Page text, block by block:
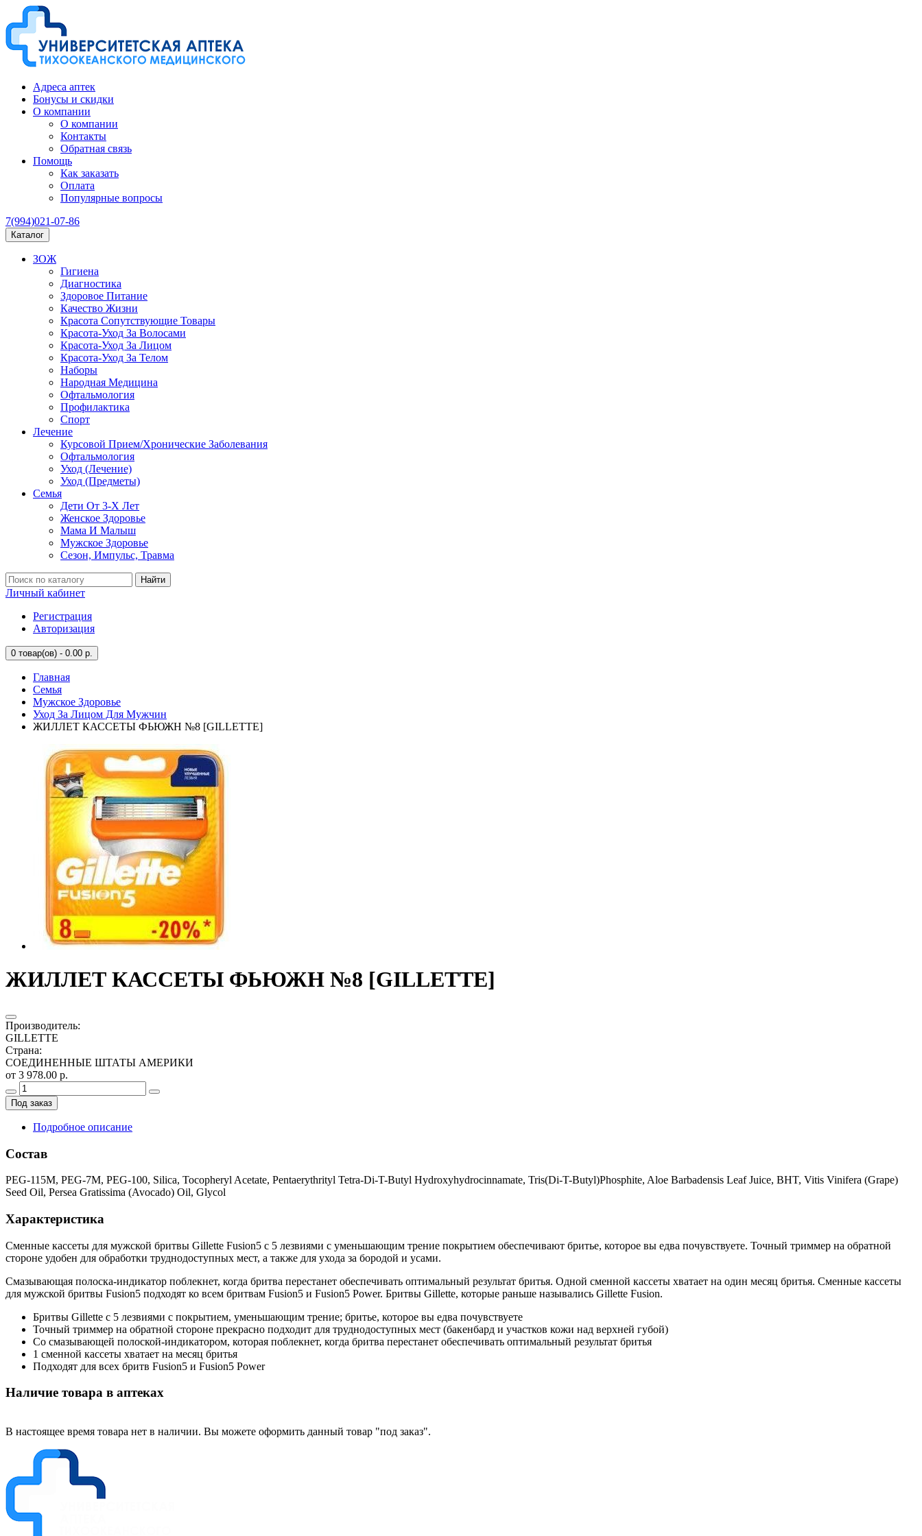
Адреса аптек
Бонусы и скидки
О компании
О компании
Контакты
Обратная связь
Помощь
Как заказать
Оплата
Популярные вопросы
7(994)021-07-86
Каталог
ЗОЖ
Гигиена
Диагностика
Здоровое Питание
Качество Жизни
Красота Сопутствующие Товары
Красота-Уход За Волосами
Красота-Уход За Лицом
Красота-Уход За Телом
Наборы
Народная Медицина
Офтальмология
Профилактика
Спорт
Лечение
Курсовой Прием/Хронические Заболевания
Офтальмология
Уход (Лечение)
Уход (Предметы)
Семья
Дети От 3-Х Лет
Женское Здоровье
Мама И Малыш
Мужское Здоровье
Сезон, Импульс, Травма
Найти
Личный кабинет
Регистрация
Авторизация
0 товар(ов) - 0.00 р.
Главная
Семья
Мужское Здоровье
Уход За Лицом Для Мужчин
ЖИЛЛЕТ КАССЕТЫ ФЬЮЖН №8 [GILLETTE]
ЖИЛЛЕТ КАССЕТЫ ФЬЮЖН №8 [GILLETTE]
Производитель:
GILLETTE
Страна:
СОЕДИНЕННЫЕ ШТАТЫ АМЕРИКИ
от 3 978.00 р.
Под заказ
Подробное описание
Состав
PEG-115M, PEG-7M, PEG-100, Silica, Tocopheryl Acetate, Pentaerythrityl Tetra-Di-T-Butyl Hydroxyhydrocinnamate, Tris(Di-T-Butyl)Phosphite, Aloe Barbadensis Leaf Juice, BHT, Vitis Vinifera (Grape)
Seed Oil, Persea Gratissima (Avocado) Oil, Glycol
Характеристика
Сменные кассеты для мужской бритвы Gillette Fusion5 с 5 лезвиями с уменьшающим трение покрытием обеспечивают бритье, которое вы едва почувствуете. Точный триммер на обратной
стороне удобен для обработки труднодоступных мест, а также для ухода за бородой и усами.
Смазывающая полоска-индикатор поблекнет, когда бритва перестанет обеспечивать оптимальный результат бритья. Одной сменной кассеты хватает на один месяц бритья. Сменные кассеты
для мужской бритвы Fusion5 подходят ко всем бритвам Fusion5 и Fusion5 Power. Бритвы Gillette, которые раньше назывались Gillette Fusion.
Бритвы Gillette с 5 лезвиями с покрытием, уменьшающим трение; бритье, которое вы едва почувствуете
Точный триммер на обратной стороне прекрасно подходит для труднодоступных мест (бакенбард и участков кожи над верхней губой)
Со смазывающей полоской-индикатором, которая поблекнет, когда бритва перестанет обеспечивать оптимальный результат бритья
1 сменной кассеты хватает на месяц бритья
Подходят для всех бритв Fusion5 и Fusion5 Power
Наличие товара в аптеках
В настоящее время товара нет в наличии. Вы можете оформить данный товар "под заказ".